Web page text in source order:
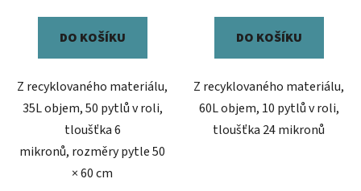
DO KOŠÍKU
Z recyklovaného materiálu,
35L objem, 50 pytlů v roli,
tloušťka 6
mikronů, rozměry pytle 50
× 60 cm
DO KOŠÍKU
Z recyklovaného materiálu,
60L objem, 10 pytlů v roli,
tloušťka 24 mikronů